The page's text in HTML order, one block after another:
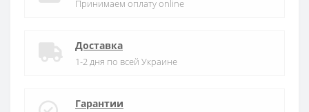
Принимаем оплату online
Доставка
1-2 дня по всей Украине
Гарантии